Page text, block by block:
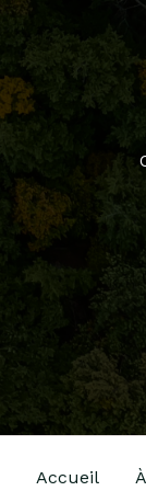
Accueil